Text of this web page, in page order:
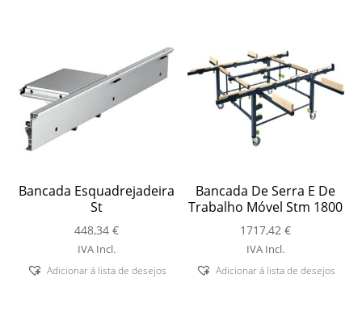
Bancada Esquadrejadeira
St
448,34 €
IVA Incl.
Adicionar á lista de desejos
Bancada De Serra E De
Trabalho Móvel Stm 1800
1717,42€
IVA Incl.
Adicionar á lista de desejos